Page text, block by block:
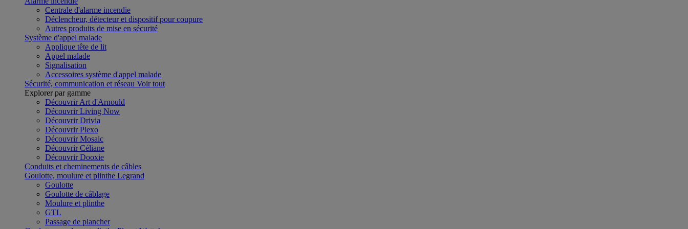
Centrale d'alarme incendie
Déclencheur, détecteur et dispositif pour coupure
Autres produits de mise en sécurité
Système d'appel malade
Applique tête de lit
Appel malade
Signalisation
Accessoires système d'appel malade
Sécurité, communication et réseau Voir tout
Explorer par gamme
Découvrir Art d'Arnould
Découvrir Living Now
Découvrir Drivia
Découvrir Plexo
Découvrir Mosaic
Découvrir Céliane
Découvrir Dooxie
Conduits et cheminements de câbles
Goulotte, moulure et plinthe Legrand
Goulotte
Goulotte de câblage
Moulure et plinthe
GTL
Passage de plancher